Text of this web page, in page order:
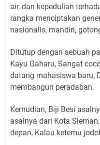
air, dan kepedulian
rangka menciptakan
nasionalis, mandiri,
Ditutup dengan sebuah
Kayu Gaharu, Sangat
datang mahasiswa baru,
membangun peradaban.
Kemudian, Biji Besi
asalnya dari Kota
depan, Kalau ketemu